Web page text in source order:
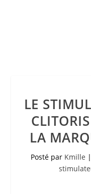
LE
LA
Posté par Kmille |